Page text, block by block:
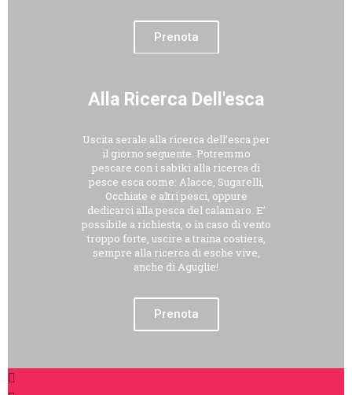
Prenota
Alla Ricerca Dell'esca
Uscita serale alla ricerca dell’esca per
il giorno seguente. Potremmo
pescare con i sabiki alla ricerca di
pesce esca come: Alacce, Sugarelli,
Occhiate e altri pesci, oppure
dedicarci alla pesca del calamaro. E’
possibile a richiesta, o in caso di vento
troppo forte, uscire a traina costiera,
sempre alla ricerca di esche vive,
anche di Aguglie!
Prenota